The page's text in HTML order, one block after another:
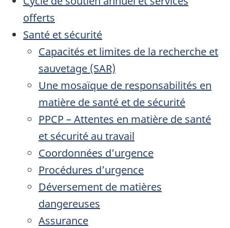
offerts
Santé et sécurité
Capacités et limites de la recherche et
sauvetage (SAR)
Une mosaïque de responsabilités en
matière de santé et de sécurité
PPCP – Attentes en matière de santé
et sécurité au travail
Coordonnées d’urgence
Procédures d’urgence
Déversement de matières
dangereuses
Assurance